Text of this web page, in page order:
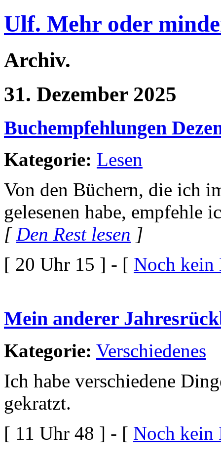
Ulf. Mehr oder
Archiv.
31. Dezember 2025
Buchempfehlungen
Kategorie: Lesen
Von den Büchern, die ich
gelesenen habe, empfehle
[Den Rest lesen ]
[ 20 Uhr 15 ] - [ Noch kein
Mein anderer
Kategorie: Verschiedenes
Ich habe verschiedene
gekratzt.
[ 11 Uhr 48 ] - [ Noch kein